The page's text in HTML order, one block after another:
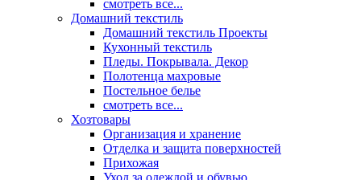
смотреть все...
Домашний текстиль
Домашний текстиль Проекты
Кухонный текстиль
Пледы. Покрывала. Декор
Полотенца махровые
Постельное белье
смотреть все...
Хозтовары
Организация и хранение
Отделка и защита поверхностей
Прихожая
Уход за одеждой и обувью